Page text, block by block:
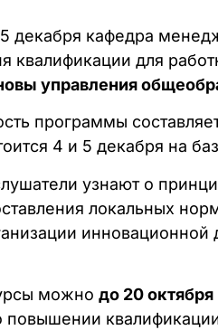
декабря кафедра
квалификации для
управления
программы
4 и 5 декабря на
узнают о
локальных
можно до 20 октября
повышении